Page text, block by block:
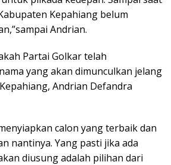
Kepahiang belum
Andrian.
Partai Golkar telah
yang akan dimunculkan jelang
Andrian Defandra
calon yang terbaik dan
nantinya. Yang pasti jika ada
diusung adalah pilihan dari